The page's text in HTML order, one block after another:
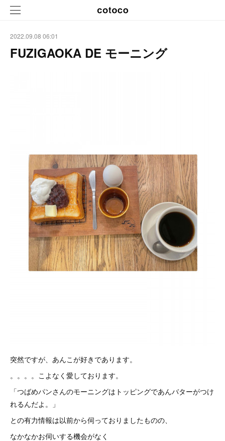
2022.09.08 06:01
FUZIGAOKA DE モーニング
突然ですが、あんこが好きであります。
。。。。こよなく愛しております。
「つばめパンさんのモーニングはトッピングであんバターがつけ
れるんだよ。」
との有力情報は以前から伺っておりましたものの、
なかなかお伺いする機会がなく